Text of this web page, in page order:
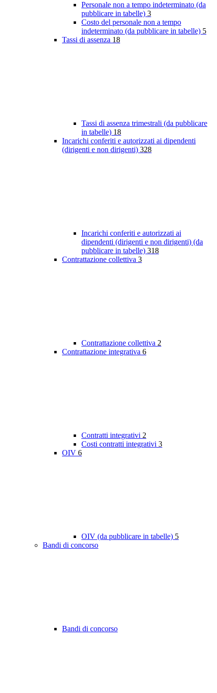
Personale non a tempo indeterminato (da
pubblicare in tabelle) 3
Costo del personale non a tempo
indeterminato (da pubblicare in tabelle) 5
Tassi di assenza 18
Tassi di assenza trimestrali (da pubblicare
in tabelle) 18
Incarichi conferiti e autorizzati ai dipendenti
(dirigenti e non dirigenti) 328
Incarichi conferiti e autorizzati ai
dipendenti (dirigenti e non dirigenti) (da
pubblicare in tabelle) 318
Contrattazione collettiva 3
Contrattazione collettiva 2
Contrattazione integrativa 6
Contratti integrativi 2
Costi contratti integrativi 3
OIV 6
OIV (da pubblicare in tabelle) 5
Bandi di concorso
Bandi di concorso